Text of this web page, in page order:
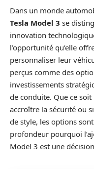
Dans un monde
Tesla Model 3 se
innovation
l’opportunité qu’elle
personnaliser leur
perçus comme des
investissements
de conduite. Que ce
accroître la sécurité ou
de style, les options
profondeur pourquoi
Model 3 est une